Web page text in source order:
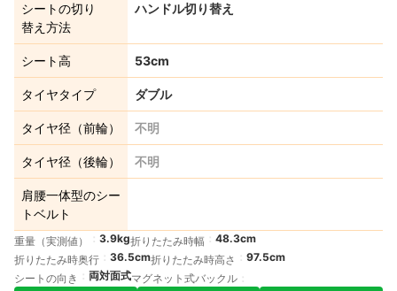
シートの切り
替え方法
ハンドル切り替え
シート高 53cm
タイヤタイプ ダブル
タイヤ径（前輪） 不明
タイヤ径（後輪） 不明
肩腰一体型のシー
トベルト
重量（実測値） 3.9kg折りたたみ時幅
48.3cm
折りたたみ時奥行
36.5cm折りたたみ時高さ
97.5cm
シートの向き
両対面式マグネット式バックル